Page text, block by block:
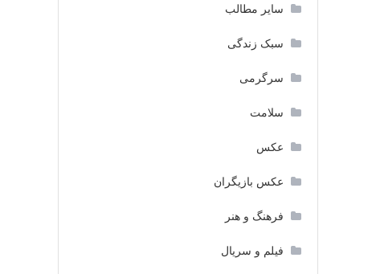
سایر مطالب
سبک زندگی
سرگرمی
سلامت
عکس
عکس بازیگران
فرهنگ و هنر
فیلم و سریال